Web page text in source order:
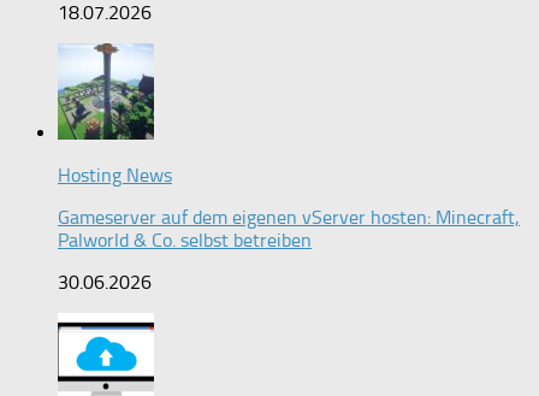
18.07.2026
Hosting News
Gameserver auf dem eigenen vServer hosten: Minecraft,
Palworld & Co. selbst betreiben
30.06.2026